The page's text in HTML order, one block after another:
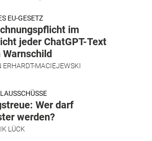
EU-GESETZ
im
jeder ChatGPT-Text
ERHARDT-MACIEJEWSKI
Wer darf
werden?
LÜCK